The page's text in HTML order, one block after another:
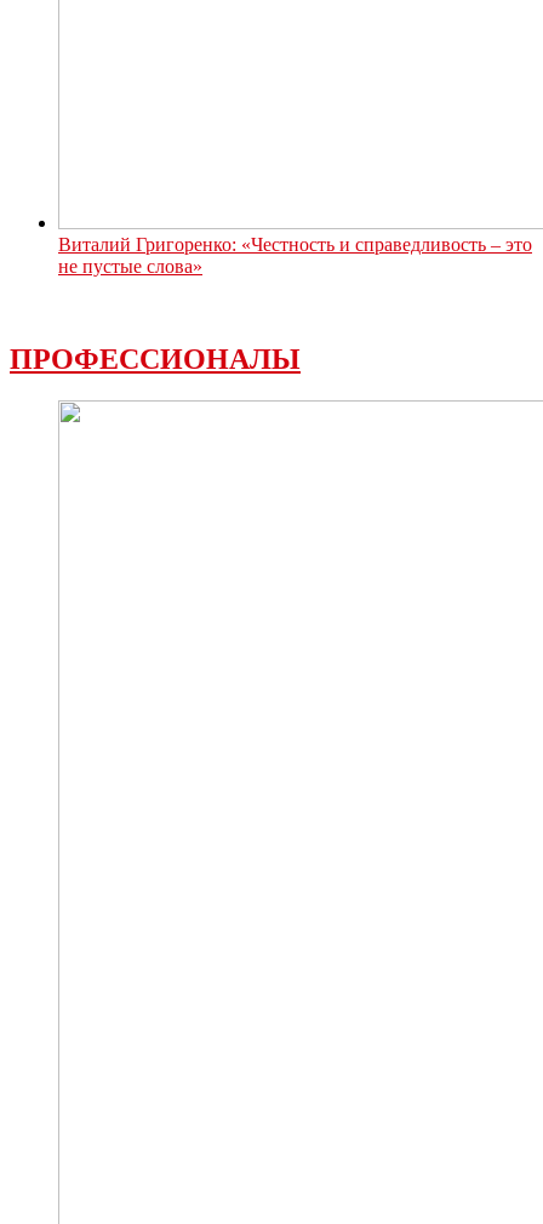
Виталий Григоренко: «Честность и справедливость – это
не пустые слова»
ПРОФЕССИОНАЛЫ